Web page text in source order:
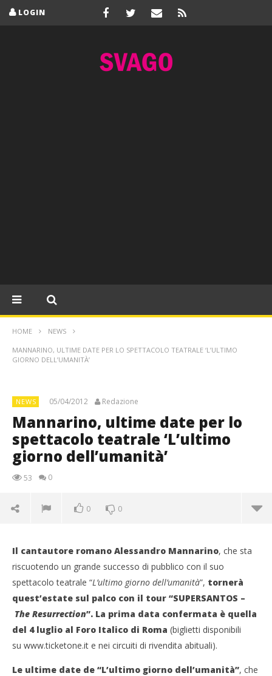
LOGIN
HOME NEWS
MANNARINO, ULTIME DATE PER LO SPETTACOLO TEATRALE ‘L’ULTIMO
GIORNO DELL’UMANITÀ’
NEWS 05/04/2012 Redazione
Mannarino, ultime date per lo
spettacolo teatrale ‘L’ultimo
giorno dell’umanità’
53 0
0 0
‘L’ultimo giorno dell’umanità’
05/04/2012
Il cantautore romano Alessandro Mannarino, che sta
riscuotendo un grande successo di pubblico con il suo
spettacolo teatrale “L’ultimo giorno dell’umanità”, tornerà
quest’estate sul palco con il tour “SUPERSANTOS –
The Resurrection”. La prima data confermata è quella
del 4 luglio al Foro Italico di Roma (biglietti disponibili
su www.ticketone.it e nei circuiti di rivendita abituali).
Le ultime date de “L’ultimo giorno dell’umanità”, che